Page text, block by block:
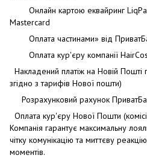
Онлайн картою еквайринг LiqPay
Mastercard
Оплата частинами» від
Оплата кур'єру компанії
Накладений платіж на Новій Пошті
згідно з тарифів Нової пошти)
Розрахунковий рахунок
Оплата кур'єру Нової Пошти
Компанія гарантує максимальну
чітку комунікацію та миттєву
моментів.